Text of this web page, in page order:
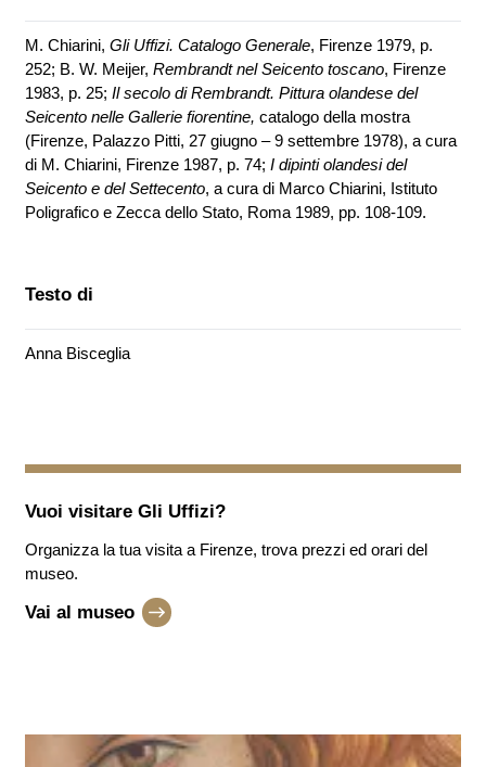
M. Chiarini, Gli Uffizi. Catalogo Generale, Firenze 1979, p.
252; B. W. Meijer, Rembrandt nel Seicento toscano, Firenze
1983, p. 25; Il secolo di Rembrandt. Pittura olandese del
Seicento nelle Gallerie fiorentine, catalogo della mostra
(Firenze, Palazzo Pitti, 27 giugno – 9 settembre 1978), a cura
di M. Chiarini, Firenze 1987, p. 74; I dipinti olandesi del
Seicento e del Settecento, a cura di Marco Chiarini, Istituto
Poligrafico e Zecca dello Stato, Roma 1989, pp. 108-109.
Testo di
Anna Bisceglia
Vuoi visitare Gli Uffizi?
Organizza la tua visita a Firenze, trova prezzi ed orari del
museo.
Vai al museo